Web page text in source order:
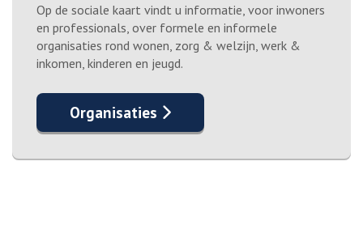
Op de sociale kaart vindt u informatie, voor inwoners
en professionals, over formele en informele
organisaties rond wonen, zorg & welzijn, werk &
inkomen, kinderen en jeugd.
Organisaties